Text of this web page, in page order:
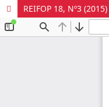
REIFOP 18, Nº3 (2015)